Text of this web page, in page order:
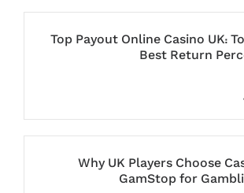
Top Payout Online Casino UK:
Best Return
Why UK Players Choose
GamStop for